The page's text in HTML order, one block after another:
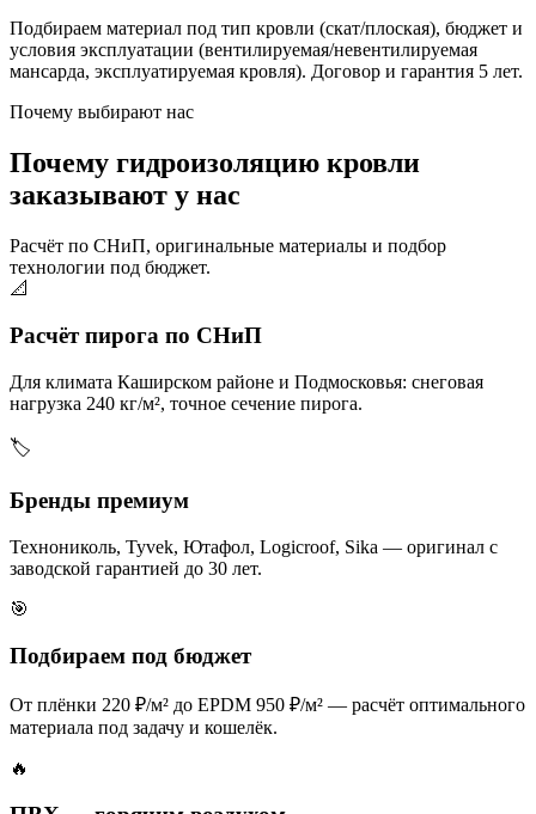
Подбираем материал под тип кровли (скат/плоская), бюджет и
условия эксплуатации (вентилируемая/невентилируемая
мансарда, эксплуатируемая кровля). Договор и гарантия 5 лет.
Почему выбирают нас
Почему гидроизоляцию кровли
заказывают у нас
Расчёт по СНиП, оригинальные материалы и подбор
технологии под бюджет.
📐
Расчёт пирога по СНиП
Для климата Каширском районе и Подмосковья: снеговая
нагрузка 240 кг/м², точное сечение пирога.
🏷️
Бренды премиум
Технониколь, Tyvek, Ютафол, Logicroof, Sika — оригинал с
заводской гарантией до 30 лет.
🎯
Подбираем под бюджет
От плёнки 220 ₽/м² до EPDM 950 ₽/м² — расчёт оптимального
материала под задачу и кошелёк.
🔥